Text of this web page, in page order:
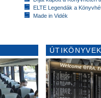
ELTE Legendák a
Made in Vidék